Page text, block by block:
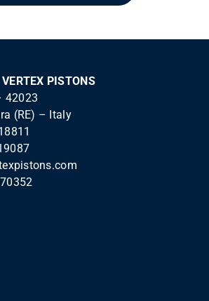
PISTONS
42023
(RE) – Italy